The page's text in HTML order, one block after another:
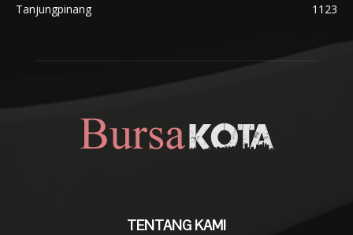
Tanjungpinang
1123
TENTANG KAMI